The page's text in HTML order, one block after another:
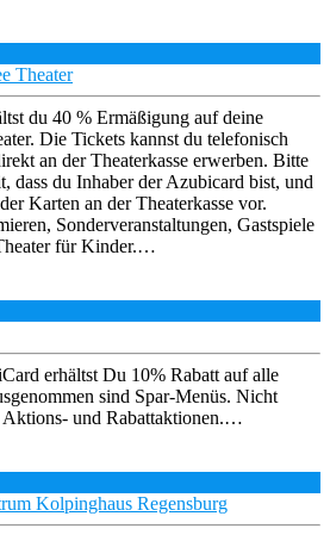
Theater
du 40 % Ermäßigung auf deine
Die Tickets kannst du telefonisch
an der Theaterkasse erwerben. Bitte
dass du Inhaber der Azubicard bist, und
Karten an der Theaterkasse vor.
Sonderveranstaltungen, Gastspiele
für Kinder.…
erhältst Du 10% Rabatt auf alle
sind Spar-Menüs. Nicht
Aktions- und Rabattaktionen.…
Kolpinghaus Regensburg